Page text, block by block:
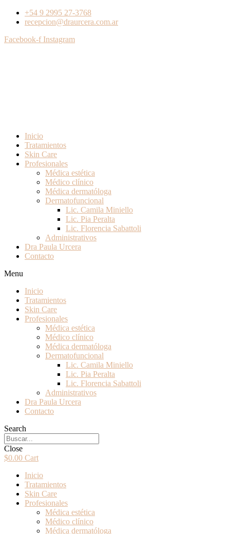
+54 9 2995 27-3768
recepcion@draurcera.com.ar
Facebook-f Instagram
Inicio
Tratamientos
Skin Care
Profesionales
Médica estética
Médico clínico
Médica dermatóloga
Dermatofuncional
Lic. Camila Miniello
Lic. Pia Peralta
Lic. Florencia Sabattoli
Administrativos
Dra Paula Urcera
Contacto
Menu
Inicio
Tratamientos
Skin Care
Profesionales
Médica estética
Médico clínico
Médica dermatóloga
Dermatofuncional
Lic. Camila Miniello
Lic. Pia Peralta
Lic. Florencia Sabattoli
Administrativos
Dra Paula Urcera
Contacto
Search
Close
$0.00 Cart
Inicio
Tratamientos
Skin Care
Profesionales
Médica estética
Médico clínico
Médica dermatóloga